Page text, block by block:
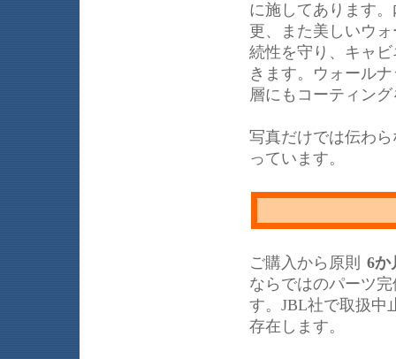
に施してあります
更、また美しいウ
続性を守り、キャ
きます。ウォール
層にもコーティン
写真だけでは伝わ
っています。
ご購入から原則 6か
ならではのパーツ
す。JBL社で取扱中
存在します。